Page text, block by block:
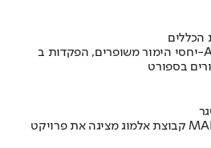
בספורט
קבוצת אלמוג מציגה את פרויקט MALA: מגדלי הפרימיום האחרונים